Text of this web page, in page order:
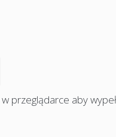
przeglądarce aby